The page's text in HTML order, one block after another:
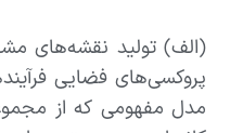
(الف) تولید نقشه‌های
پروکسی‌های فضایی
مدل مفهومی که از